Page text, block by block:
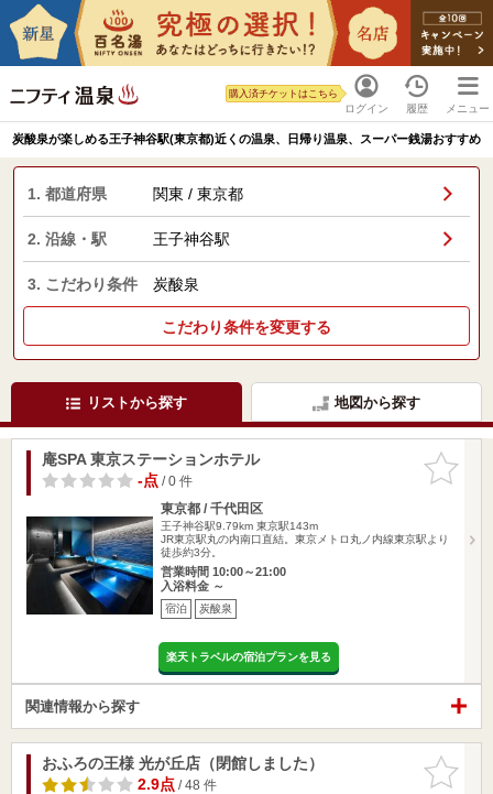
ログイン
購入済チケットはこちら
履歴 メニュー
炭酸泉が楽しめる王子神谷駅(東京都)近くの温泉、日帰り温泉、スーパー銭湯おすすめ
1. 都道府県 関東 / 東京都
2. 沿線・駅 王子神谷駅
3. こだわり条件 炭酸泉
こだわり条件を変更する
リストから探す 地図から探す
お気に入
りに追加
庵SPA 東京ステーションホテル
-点/ 0 件
東京都 / 千代田区
王子神谷駅9.79km 東京駅143m
JR東京駅丸の内南口直結。東京メトロ丸ノ内線東京駅より
徒歩約3分。
営業時間 10:00～21:00
入浴料金 ～
宿泊 炭酸泉
楽天トラベルの宿泊プランを見る
関連情報から探す
お気に入
りに追加
おふろの王様 光が丘店（閉館しました）
2.9点/ 48 件